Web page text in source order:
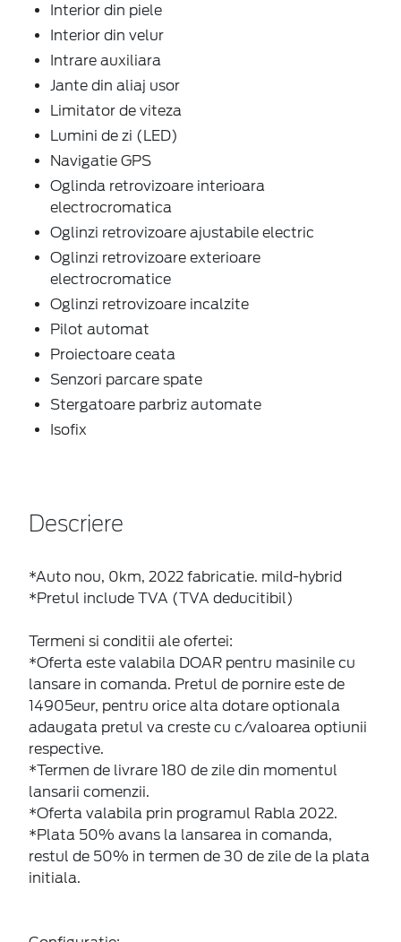
Interior din piele
Interior din velur
Intrare auxiliara
Jante din aliaj usor
Limitator de viteza
Lumini de zi (LED)
Navigatie GPS
Oglinda retrovizoare interioara
electrocromatica
Oglinzi retrovizoare ajustabile electric
Oglinzi retrovizoare exterioare
electrocromatice
Oglinzi retrovizoare incalzite
Pilot automat
Proiectoare ceata
Senzori parcare spate
Stergatoare parbriz automate
Isofix
Descriere
*Auto nou, 0km, 2022 fabricatie. mild-hybrid
*Pretul include TVA (TVA deducitibil)
Termeni si conditii ale ofertei:
*Oferta este valabila DOAR pentru masinile cu
lansare in comanda. Pretul de pornire este de
14905eur, pentru orice alta dotare optionala
adaugata pretul va creste cu c/valoarea optiunii
respective.
*Termen de livrare 180 de zile din momentul
lansarii comenzii.
*Oferta valabila prin programul Rabla 2022.
*Plata 50% avans la lansarea in comanda,
restul de 50% in termen de 30 de zile de la plata
initiala.